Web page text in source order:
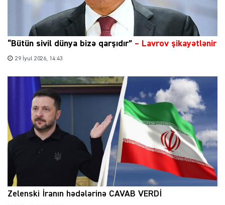
“Bütün sivil dünya bizə qarşıdır” – Lavrov şikayətlənir
29 İyul 2026, 14:43
Zelenski İranın hədələrinə CAVAB VERDİ